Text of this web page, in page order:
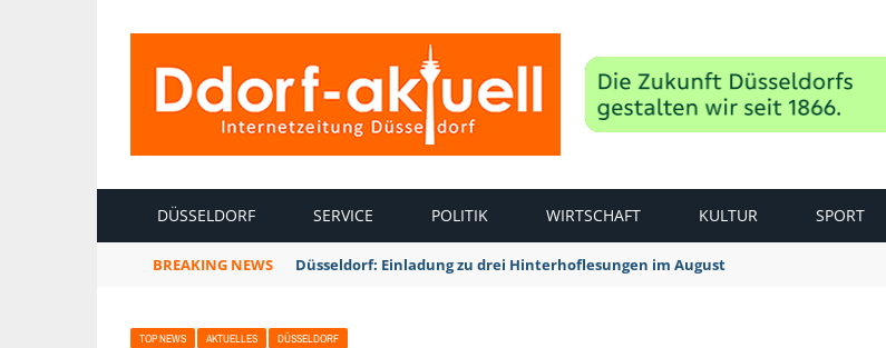
DÜSSELDORF SERVICE POLITIK WIRTSCHAFT KULTUR SPORT
BREAKING NEWS Düsseldorf: Einladung zu drei Hinterhoflesungen im August
TOP NEWS AKTUELLES DÜSSELDORF